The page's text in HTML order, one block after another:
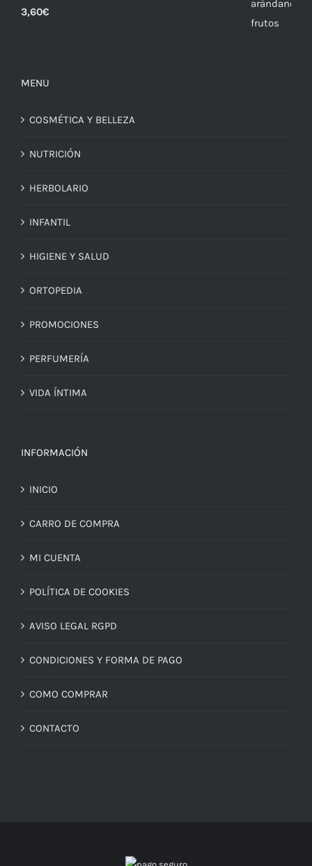
3,60€
MENU
COSMÉTICA Y BELLEZA
NUTRICIÓN
HERBOLARIO
INFANTIL
HIGIENE Y SALUD
ORTOPEDIA
PROMOCIONES
PERFUMERÍA
VIDA ÍNTIMA
INFORMACIÓN
INICIO
CARRO DE COMPRA
MI CUENTA
POLÍTICA DE COOKIES
AVISO LEGAL RGPD
CONDICIONES Y FORMA DE PAGO
COMO COMPRAR
CONTACTO